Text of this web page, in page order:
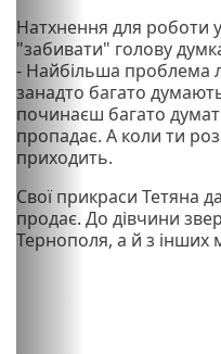
v
i
o
u
s
P
r
e
v
i
o
u
s
Натхнення для роботи
"забивати" голову
- Найбільша
занадто багато
починаєш багато
пропадає. А коли ти
приходить.
Свої прикраси Тетяна
продає. До дівчини
Тернополя, а й з інших